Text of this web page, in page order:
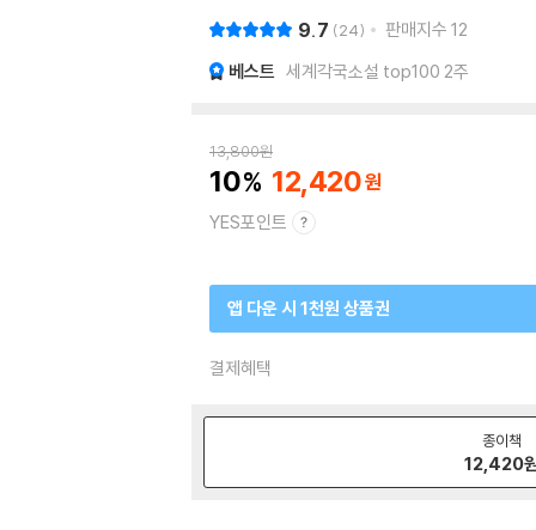
9.7 24 판매지수 12
베스트 세계각국소설 top100 2주
13,800원
10 12,420
YES포인트
앱 다운 시 1천원 상품권
결제혜택
종이책
12,420